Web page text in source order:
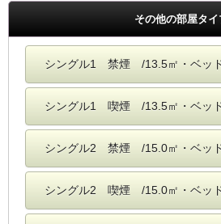
その他の部屋タイ
シングル1 禁煙 /13.5㎡・ベッ
シングル1 喫煙 /13.5㎡・ベッ
シングル2 禁煙 /15.0㎡・ベッ
シングル2 喫煙 /15.0㎡・ベッ